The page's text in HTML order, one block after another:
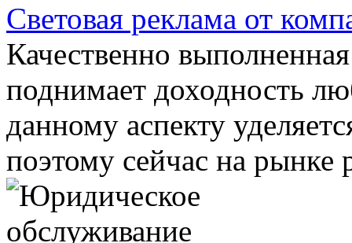
Световая реклама от
Качественно
поднимает доходность
данному аспекту
поэтому сейчас на рынке